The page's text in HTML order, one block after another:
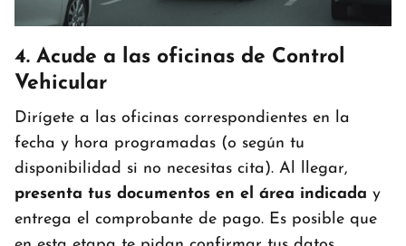
4. Acude a las oficinas de Control
Vehicular
Dirígete a las oficinas correspondientes en la
fecha y hora programadas (o según tu
disponibilidad si no necesitas cita). Al llegar,
presenta tus documentos en el área indicada y
entrega el comprobante de pago. Es posible que